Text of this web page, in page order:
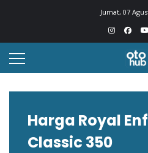
Jumat, 07
Otohub.co
Portal berita otomotif Indonesia terkini
Harga Royal
Classic 350